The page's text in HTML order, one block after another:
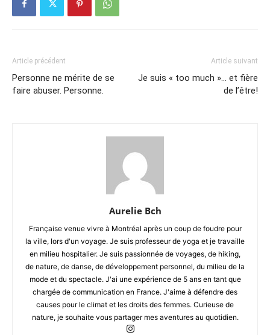
Article précédent
Personne ne mérite de se
faire abuser. Personne.
Article suivant
Je suis « too much »… et fière
de l’être!
Aurelie Bch
Française venue vivre à Montréal après un coup de foudre pour
la ville, lors d'un voyage. Je suis professeur de yoga et je travaille
en milieu hospitalier. Je suis passionnée de voyages, de hiking,
de nature, de danse, de développement personnel, du milieu de la
mode et du spectacle. J'ai une expérience de 5 ans en tant que
chargée de communication en France. J'aime à défendre des
causes pour le climat et les droits des femmes. Curieuse de
nature, je souhaite vous partager mes aventures au quotidien.